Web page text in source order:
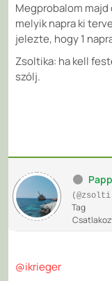
Megprobalom
melyik napra ki
jelezte, hogy 1
Zsoltika: ha kell
szólj.
Tag
@ikrieger